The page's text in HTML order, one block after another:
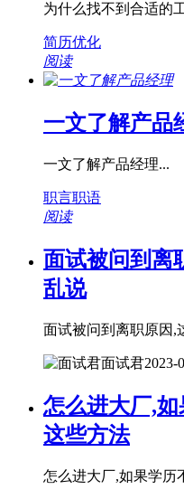
为什么找不到合适的
简历优化
阅读
一文了解产品
一文了解产品经理...
职言职语
阅读
面试被问到离
乱说
面试被问到离职原因,
面试君2023-
怎么进大厂,
这些方法
怎么进大厂,如果学历